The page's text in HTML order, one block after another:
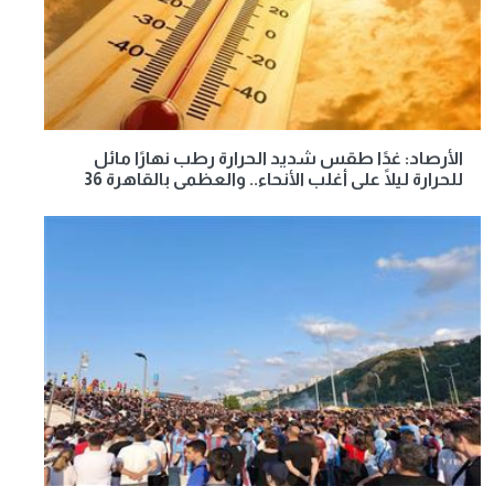
الأرصاد: غدًا طقس شديد الحرارة رطب نهارًا مائل
للحرارة ليلًا على أغلب الأنحاء.. والعظمى بالقاهرة 36